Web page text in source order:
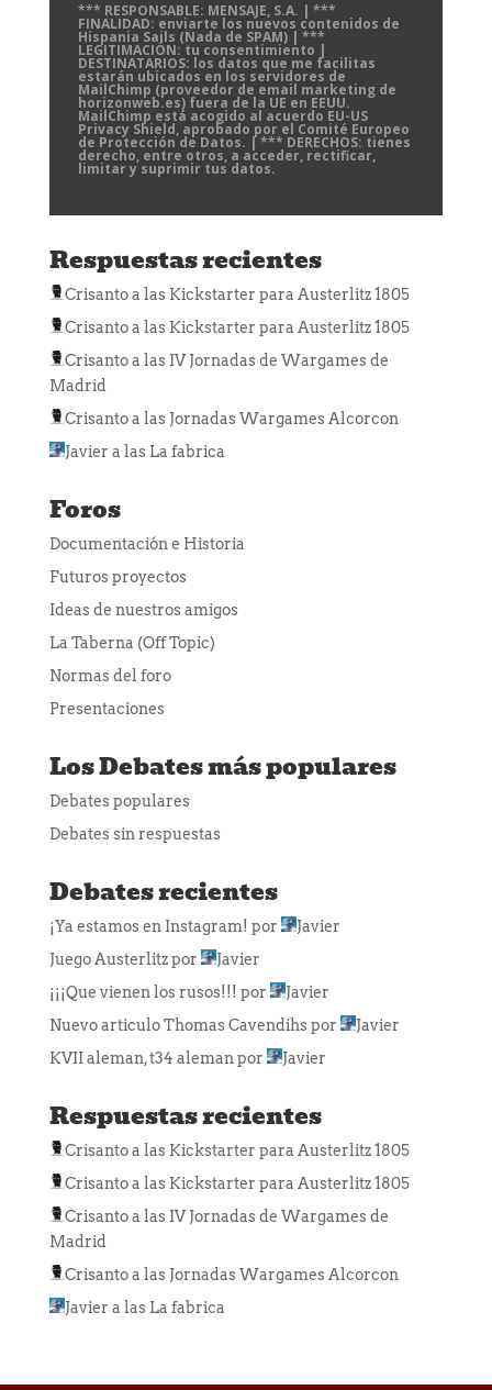
*** RESPONSABLE: MENSAJE, S.A. | ***
FINALIDAD: enviarte los nuevos contenidos de
Hispania Sails (Nada de SPAM) | ***
LEGITIMACIÓN: tu consentimiento |
DESTINATARIOS: los datos que me facilitas
estarán ubicados en los servidores de
MailChimp (proveedor de email marketing de
horizonweb.es) fuera de la UE en EEUU.
MailChimp está acogido al acuerdo EU-US
Privacy Shield, aprobado por el Comité Europeo
de Protección de Datos. | *** DERECHOS: tienes
derecho, entre otros, a acceder, rectificar,
limitar y suprimir tus datos.
Respuestas recientes
Crisantoa las Kickstarter para Austerlitz 1805
Crisantoa las Kickstarter para Austerlitz 1805
Crisantoa las IV Jornadas de Wargames de
Madrid
Crisantoa las Jornadas Wargames Alcorcon
Javier a las La fabrica
Foros
Documentación e Historia
Futuros proyectos
Ideas de nuestros amigos
La Taberna (Off Topic)
Normas del foro
Presentaciones
Los Debates más populares
Debates populares
Debates sin respuestas
Debates recientes
¡Ya estamos en Instagram! por
Javier
Juego Austerlitzpor
Javier
¡¡¡Que vienen los rusos!!! por
Javier
Nuevo articulo Thomas Cavendihspor
Javier
KVII aleman, t34 aleman por Javier
Respuestas recientes
Crisantoa las Kickstarter para Austerlitz 1805
Crisantoa las Kickstarter para Austerlitz 1805
Crisantoa las IV Jornadas de Wargames de
Madrid
Crisantoa las Jornadas Wargames Alcorcon
Javier a las La fabrica